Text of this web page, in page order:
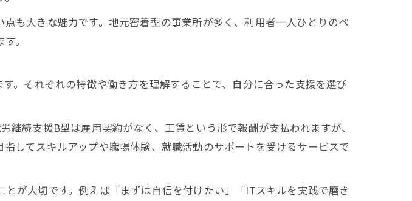
も大きな魅力です。地元密着型の事業所が多く、利用者一人ひとりのペ
。
。それぞれの特徴や働き方を理解することで、自分に合った支援を選び
続支援B型は雇用契約がなく、工賃という形で報酬が支払われますが、
してスキルアップや職場体験、就職活動のサポートを受けるサービスで
が大切です。例えば「まずは自信を付けたい」「ITスキルを実践で磨き